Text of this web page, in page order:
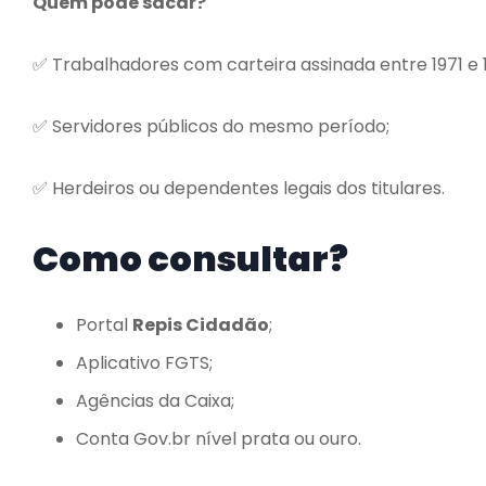
✅ Trabalhadores com carteira assinada entre 1971 e
✅ Servidores públicos do mesmo período;
✅ Herdeiros ou dependentes legais dos titulares.
Como consultar?
Portal Repis Cidadão;
Aplicativo FGTS;
Agências da Caixa;
Conta Gov.br nível prata ou ouro.